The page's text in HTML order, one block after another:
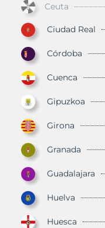
Ceuta
Ciudad Real
Córdoba
Cuenca
Gipuzkoa
Girona
Granada
Guadalajara
Huelva
Huesca